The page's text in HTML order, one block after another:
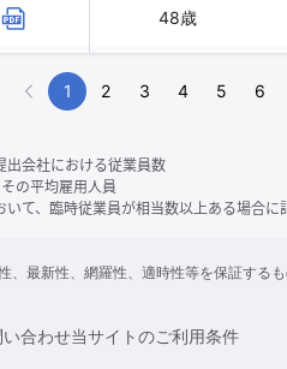
48歳
1 2 3 4 5 6
出会社における従業員数
の平均雇用人員
て、臨時従業員が相当数以上ある場合に
、最新性、網羅性、適時性等を保証する
い合わせ当サイトのご利用条件